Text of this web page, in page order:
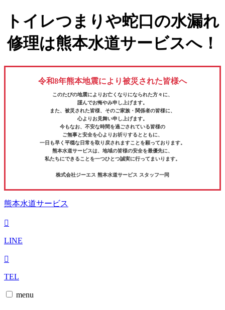
トイレつまりや蛇口の水漏れ
修理は熊本水道サービスへ！
令和8年熊本地震により被災された皆様へ
このたびの地震によりお亡くなりになられた方々に、
謹んでお悔やみ申し上げます。
また、被災された皆様、そのご家族・関係者の皆様に、
心よりお見舞い申し上げます。
今もなお、不安な時間を過ごされている皆様の
ご無事と安全を心よりお祈りするとともに、
一日も早く平穏な日常を取り戻されますことを願っております。
熊本水道サービスは、地域の皆様の安全を最優先に、
私たちにできることを一つひとつ誠実に行ってまいります。
株式会社ジーエス 熊本水道サービス スタッフ一同
熊本水道サービス
LINE
TEL
menu